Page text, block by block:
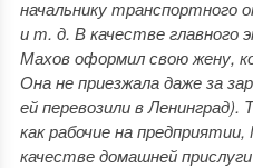
начальнику
и т. д. В качестве главного
Махов оформил свою жену,
Она не приезжала даже за
ей перевозили в
как рабочие на
качестве домашней прислуги